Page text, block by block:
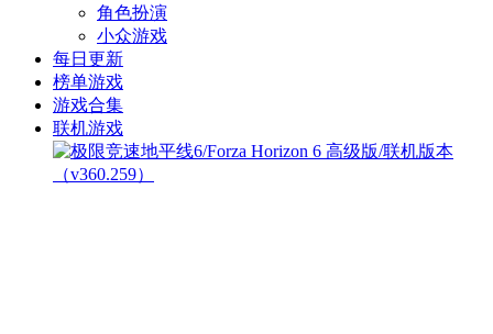
角色扮演
小众游戏
每日更新
榜单游戏
游戏合集
联机游戏